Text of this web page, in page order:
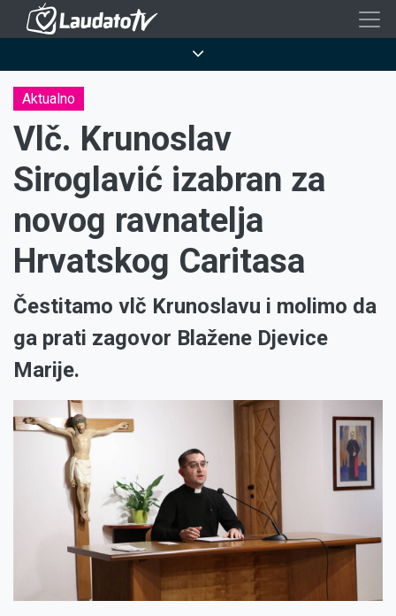
Skoči
sadržaj
Aktualno
Vlč. Krunoslav
Siroglavić izabran za
novog ravnatelja
Hrvatskog Caritasa
Čestitamo vlč Krunoslavu i molimo da
ga prati zagovor Blažene Djevice
Marije.